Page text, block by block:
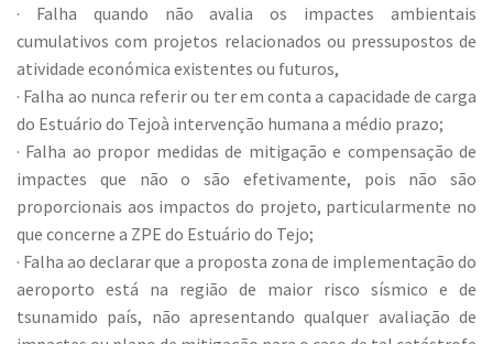
· Falha quando não avalia os impactes ambientais
cumulativos com projetos relacionados ou pressupostos de
atividade económica existentes ou futuros,
· Falha ao nunca referir ou ter em conta a capacidade de carga
do Estuário do Tejoà intervenção humana a médio prazo;
· Falha ao propor medidas de mitigação e compensação de
impactes que não o são efetivamente, pois não são
proporcionais aos impactos do projeto, particularmente no
que concerne a ZPE do Estuário do Tejo;
· Falha ao declarar que a proposta zona de implementação do
aeroporto está na região de maior risco sísmico e de
tsunamido país, não apresentando qualquer avaliação de